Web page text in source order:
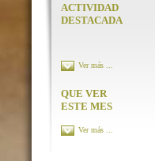
ACTIVIDAD
DESTACADA
Ver más ...
QUE VER
ESTE MES
Ver más ...